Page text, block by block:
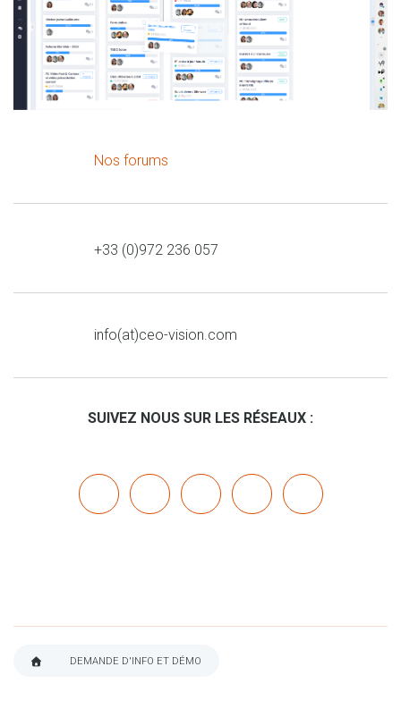
Rejoignez
forums
Nos forums
+33 (0)972 236 057
info(at)ceo-vision.com
SUIVEZ NOUS SUR LES RÉSEAUX :
twitter linkedinyoutubebluesky mastodon
DEMANDE D'INFO ET DÉMO